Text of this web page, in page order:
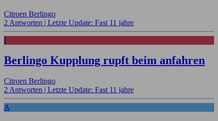
Citroen Berlingo
2 Antworten | Letzte Update: Fast 11 jahre
I
Berlingo Kupplung rupft beim anfahren
Citroen Berlingo
2 Antworten | Letzte Update: Fast 11 jahre
A